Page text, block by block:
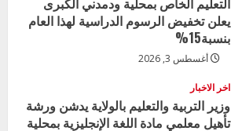
يعلن تخفيض الرسوم الدراسية لهذا العام
بنسبة15%
أغسطس 3, 2026
اخر الاخبار
وزير التربية والتعليم بالولاية يدشن ورشة
تأهيل معلمي مادة اللغة الإنجليزية بمحلية